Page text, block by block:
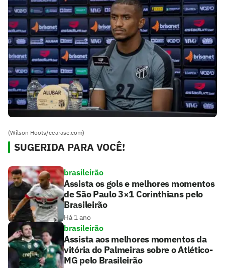
(Wilson Hoots/cearasc.com)
SUGERIDA PARA VOCÊ!
brasileirão
Assista os gols e melhores momentos
de São Paulo 3×1 Corinthians pelo
Brasileirão
Há 1 ano
brasileirão
Assista aos melhores momentos da
vitória do Palmeiras sobre o Atlético-
MG pelo Brasileirão